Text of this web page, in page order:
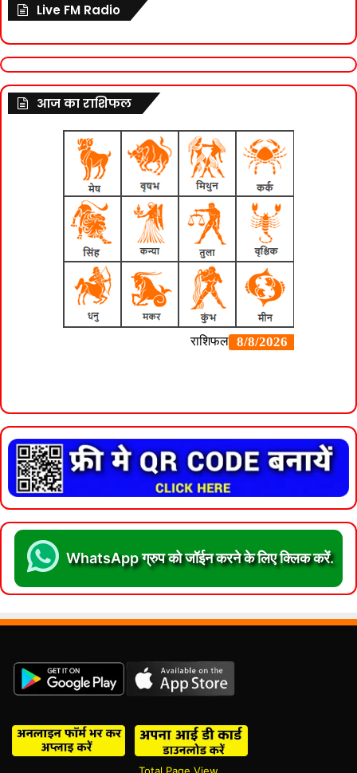
Live FM Radio
आज का राशिफल
WhatsApp ग्रुप को जॉईन करने के लिए क्लिक करें.